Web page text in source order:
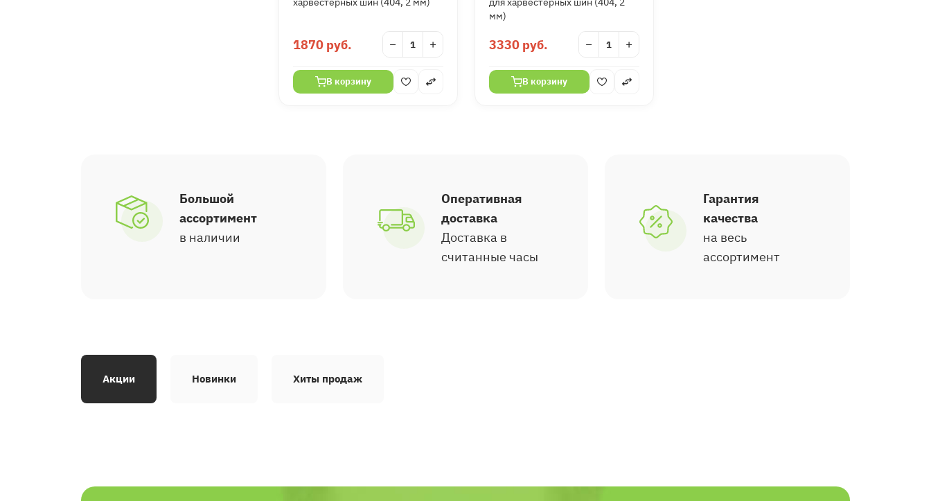
1870 руб. − +
В корзину
мм)
3330 руб. − +
В корзину
Большой
ассортимент
в наличии
Оперативная
доставка
Доставка в
считанные часы
Гарантия
качества
на весь
ассортимент
Акции Новинки Хиты продаж